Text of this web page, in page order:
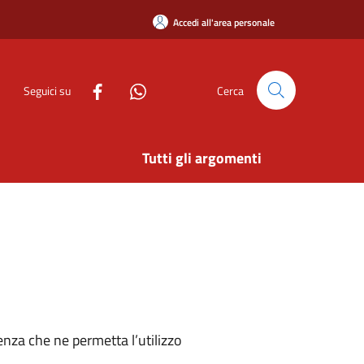
Accedi all'area personale
Seguici su Cerca
Tutti gli argomenti
che ne permetta l’utilizzo